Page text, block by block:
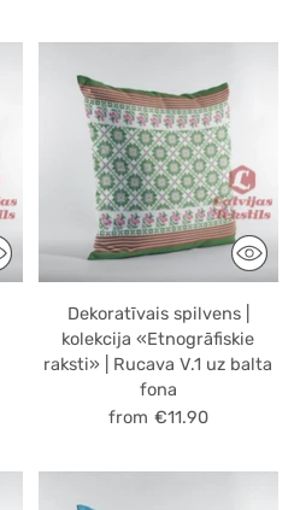
Dekoratīvais spilvens |
kolekcija «Etnogrāfiskie
raksti» | Rucava V.1 uz balta
fona
from €11.90